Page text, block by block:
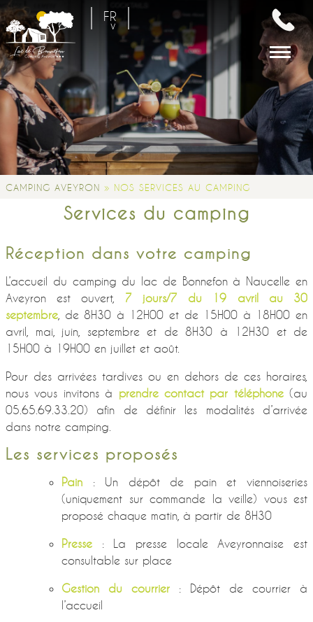
FR
CAMPING AVEYRON » NOS SERVICES AU CAMPING
Services du camping
Réception dans votre camping
L’accueil du camping du lac de Bonnefon à Naucelle en
Aveyron est ouvert, 7 jours/7 du 19 avril au 30
septembre , de 8H30 à 12H00 et de 15H00 à 18H00 en
avril, mai, juin, septembre et de 8H30 à 12H30 et de
15H00 à 19H00 en juillet et août.
Pour des arrivées tardives ou en dehors de ces horaires,
nous vous invitons à prendre contact par téléphone(au
05.65.69.33.20) afin de définir les modalités d’arrivée
dans notre camping.
Les services proposés
Pain : Un dépôt de pain et viennoiseries
(uniquement sur commande la veille) vous est
proposé chaque matin, à partir de 8H30
Presse : La presse locale Aveyronnaise est
consultable sur place
Gestion du courrier : Dépôt de courrier à
l’accueil